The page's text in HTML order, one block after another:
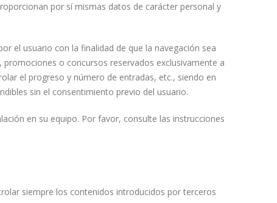
por sí mismas datos de carácter personal y
el usuario con la finalidad de que la navegación sea
o concursos reservados exclusivamente a
el progreso y número de entradas, etc., siendo en
sin el consentimiento previo del usuario.
en su equipo. Por favor, consulte las instrucciones
siempre los contenidos introducidos por terceros